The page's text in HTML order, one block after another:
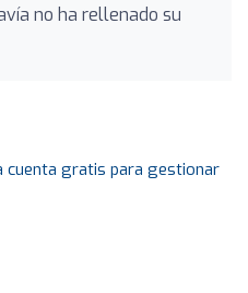
no ha rellenado su
cuenta gratis para gestionar